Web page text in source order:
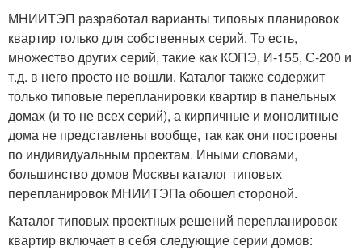
МНИИТЭП разработал варианты типовых планировок
квартир только для собственных серий. То есть,
множество других серий, такие как КОПЭ, И-155, С-200 и
т.д. в него просто не вошли. Каталог также содержит
только типовые перепланировки квартир в панельных
домах (и то не всех серий), а кирпичные и монолитные
дома не представлены вообще, так как они построены
по индивидуальным проектам. Иными словами,
большинство домов Москвы каталог типовых
перепланировок МНИИТЭПа обошел стороной.
Каталог типовых проектных решений перепланировок
квартир включает в себя следующие серии домов: